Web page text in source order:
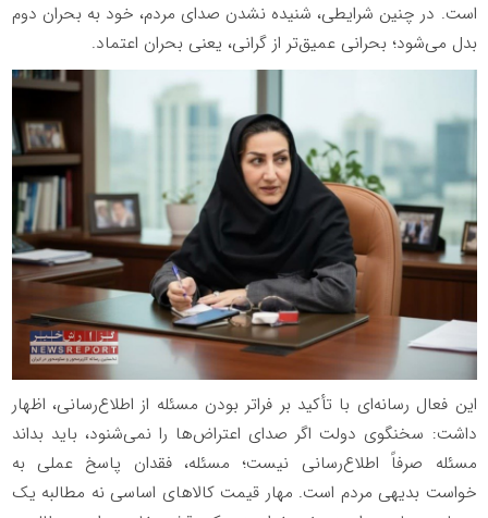
است. در چنین شرایطی، شنیده نشدن صدای مردم، خود به بحران دوم
بدل می‌شود؛ بحرانی عمیق‌تر از گرانی، یعنی بحران اعتماد.
این فعال رسانه‌ای با تأکید بر فراتر بودن مسئله از اطلاع‌رسانی، اظهار
داشت: سخنگوی دولت اگر صدای اعتراض‌ها را نمی‌شنود، باید بداند
مسئله صرفاً اطلاع‌رسانی نیست؛ مسئله، فقدان پاسخ عملی به
خواست بدیهی مردم است. مهار قیمت کالاهای اساسی نه مطالبه یک